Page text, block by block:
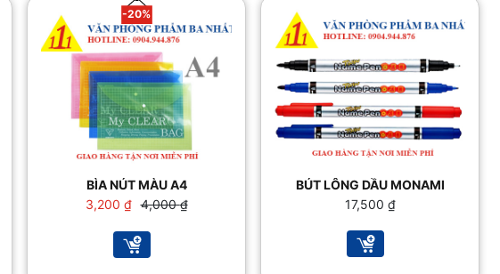
-20%
BÌA NÚT MÀU A4
4,000₫
Giá
là:
4,000 ₫.
3,200 ₫ Giá
tại
là:
BÚT LÔNG DẦU MONAMI
17,500 ₫